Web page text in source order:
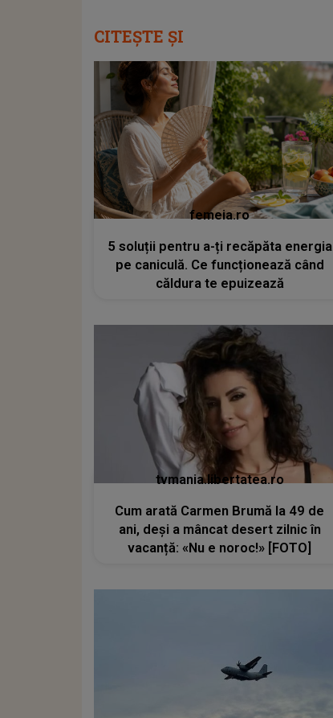
CITEȘTE ȘI
femeia.ro
5 soluții pentru a-ți recăpăta energia
pe caniculă. Ce funcționează când
căldura te epuizează
tvmania.libertatea.ro
Cum arată Carmen Brumă la 49 de
ani, deși a mâncat desert zilnic în
vacanță: «Nu e noroc!» [FOTO]